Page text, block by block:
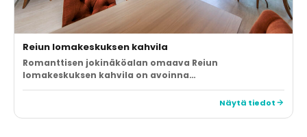
Reiun lomakeskuksen kahvila
Romanttisen jokinäköalan omaava Reiun
lomakeskuksen kahvila on avoinna…
Näytä tiedot